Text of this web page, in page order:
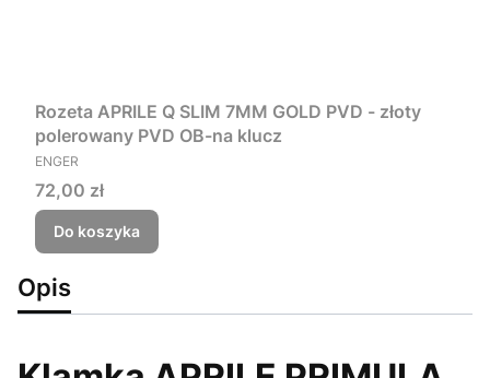
Rozeta APRILE Q SLIM 7MM GOLD PVD - złoty
polerowany PVD OB-na klucz
PRODUCENT
ENGER
Cena
72,00 zł
Do koszyka
Opis